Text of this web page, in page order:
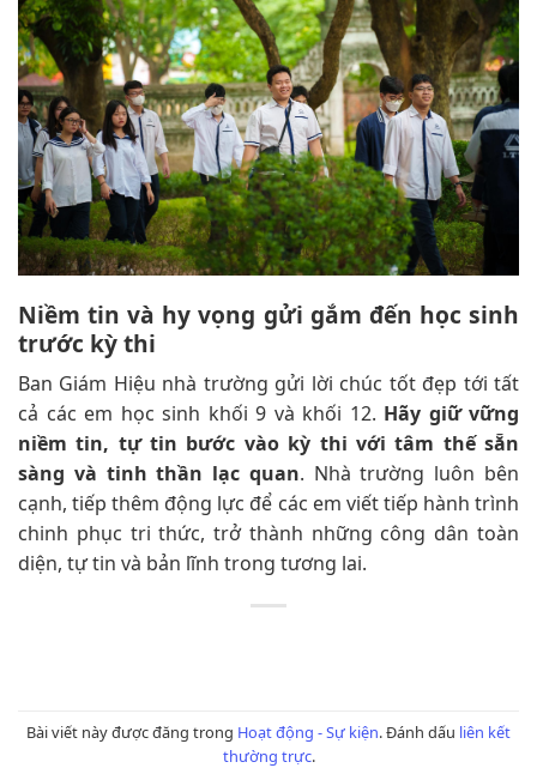
Niềm tin và hy vọng gửi gắm đến học sinh
trước kỳ thi
Ban Giám Hiệu nhà trường gửi lời chúc tốt đẹp tới tất
cả các em học sinh khối 9 và khối 12. Hãy giữ vững
niềm tin, tự tin bước vào kỳ thi với tâm thế sẵn
sàng và tinh thần lạc quan. Nhà trường luôn bên
cạnh, tiếp thêm động lực để các em viết tiếp hành trình
chinh phục tri thức, trở thành những công dân toàn
diện, tự tin và bản lĩnh trong tương lai.
Bài viết này được đăng trong Hoạt động - Sự kiện. Đánh dấu liên kết
thường trực.